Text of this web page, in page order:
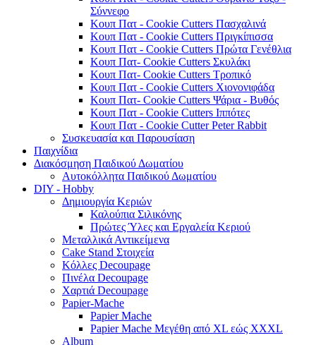
Σύννεφο
Κουπ Πατ - Cookie Cutters Πασχαλινά
Κουπ Πατ - Cookie Cutters Πριγκίπισσα
Κουπ Πατ - Cookie Cutters Πρώτα Γενέθλια
Κουπ Πατ- Cookie Cutters Σκυλάκι
Κουπ Πατ- Cookie Cutters Τροπικό
Κουπ Πατ - Cookie Cutters Χιονονιφάδα
Κουπ Πατ- Cookie Cutters Ψάρια - Βυθός
Κουπ Πατ - Cookie Cutters Ιππότες
Κουπ Πατ - Cookie Cutter Peter Rabbit
Συσκευασία και Παρουσίαση
Παιχνίδια
Διακόσμηση Παιδικού Δωματίου
Αυτοκόλλητα Παιδικού Δωματίου
DIY - Hobby
Δημιουργία Κεριών
Καλούπια Σιλικόνης
Πρώτες Ύλες και Εργαλεία Κεριού
Μεταλλικά Αντικείμενα
Cake Stand Στοιχεία
Κόλλες Decoupage
Πινέλα Decoupage
Χαρτιά Decoupage
Papier-Mache
Papier Mache
Papier Mache Μεγέθη από XL εώς XXXL
Album